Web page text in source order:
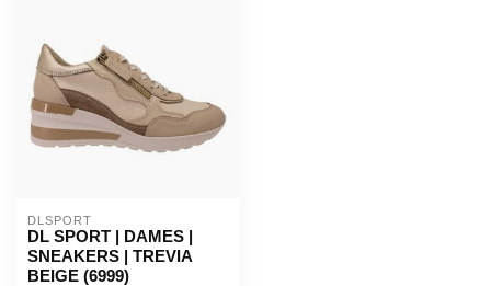
DLSPORT
DL SPORT | DAMES |
SNEAKERS | TREVIA
BEIGE (6999)